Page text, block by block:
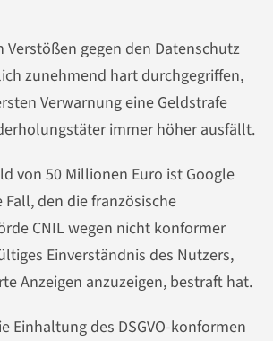
Verstößen gegen den Datenschutz
zunehmend hart durchgegriffen,
Verwarnung eine Geldstrafe
immer höher ausfällt.
von 50 Millionen Euro ist Google
den die französische
CNIL wegen nicht konformer
Einverständnis des Nutzers,
Anzeigen anzuzeigen, bestraft hat.
Einhaltung des DSGVO-konformen